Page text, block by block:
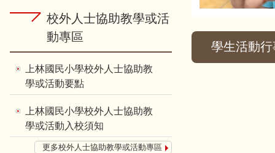
校外人士協助教學或活
動專區
上林國民小學校外人士協助教
學或活動要點
上林國民小學校外人士協助教
學或活動入校須知
更多校外人士協助教學或活動專區
學生活動